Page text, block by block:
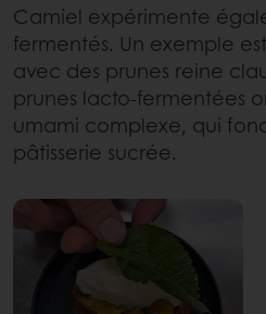
Camiel expérimente
fermentés. Un exemple
avec des prunes reine
prunes lacto-fermentées
umami complexe, qui
pâtisserie sucrée.